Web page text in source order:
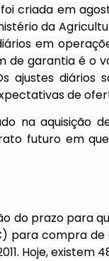
criada em
da
em
de garantia é o
ajustes diários
de
na aquisição
futuro em
do prazo para
para compra
Hoje, existem